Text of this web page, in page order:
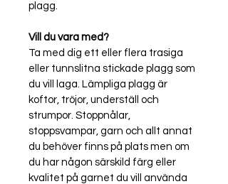
plagg.
Vill du vara med?
Ta med dig ett eller flera trasiga
eller tunnslitna stickade plagg som
du vill laga. Lämpliga plagg är
koftor, tröjor, underställ och
strumpor. Stoppnålar,
stoppsvampar, garn och allt annat
du behöver finns på plats men om
du har någon särskild färg eller
kvalitet på garnet du vill använda